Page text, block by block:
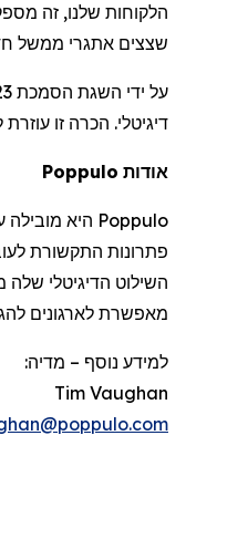
הלקוחות שלנו, זה
שצצים אתגרי ממשל
על ידי השגת הסמכת
דיגיטלי. הכרה זו עוזרת
אודות Poppulo
Poppulo היא מובילה
פתרונות התקשורת
השילוט הדיגיטלי שלה
מאפשרת לארגונים
למידע נוסף – מדיה:
Tim Vaughan